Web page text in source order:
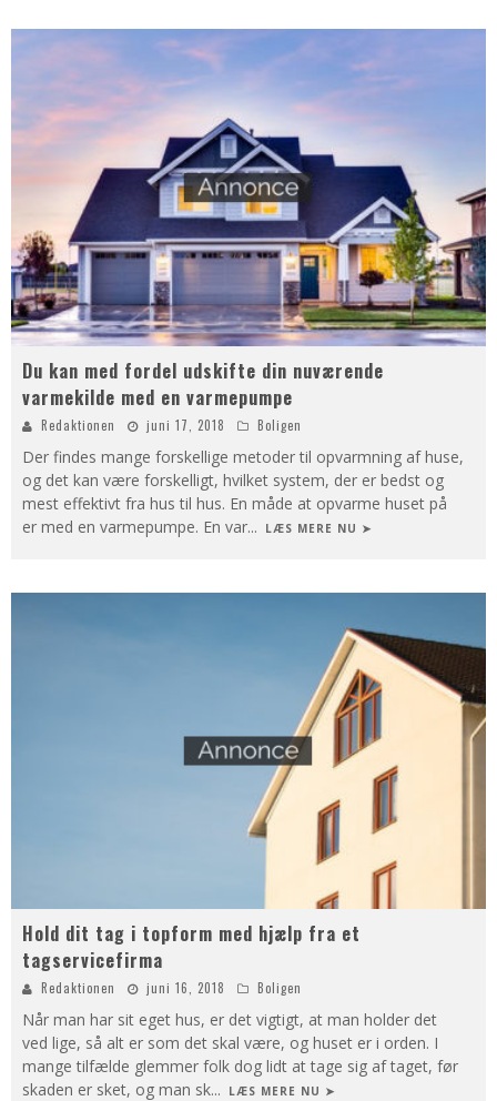
Du kan med fordel udskifte din nuværende
varmekilde med en varmepumpe
Redaktionen juni 17, 2018 Boligen
Der findes mange forskellige metoder til opvarmning af huse,
og det kan være forskelligt, hvilket system, der er bedst og
mest effektivt fra hus til hus. En måde at opvarme huset på
er med en varmepumpe. En var... LÆS MERE NU ➤
Hold dit tag i topform med hjælp fra et
tagservicefirma
Redaktionen juni 16, 2018 Boligen
Når man har sit eget hus, er det vigtigt, at man holder det
ved lige, så alt er som det skal være, og huset er i orden. I
mange tilfælde glemmer folk dog lidt at tage sig af taget, før
skaden er sket, og man sk... LÆS MERE NU ➤